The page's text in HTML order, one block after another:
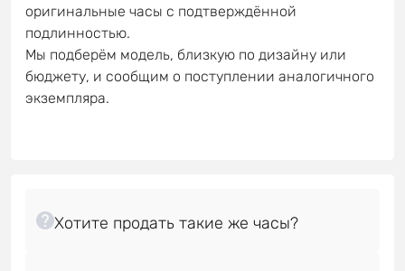
оригинальные часы с подтверждённой
подлинностью.
Мы подберём модель, близкую по дизайну или
бюджету, и сообщим о поступлении аналогичного
экземпляра.